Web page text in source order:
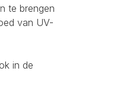
te brengen
van UV-
in de